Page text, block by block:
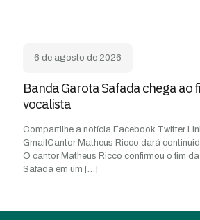
6 de agosto de 2026
Banda Garota Safada chega ao
vocalista
Compartilhe a notícia Facebook Twitter
GmailCantor Matheus Ricco dará
O cantor Matheus Ricco confirmou o fim
Safada em um […]